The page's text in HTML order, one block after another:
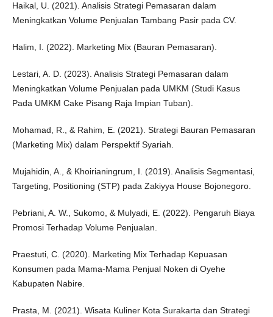
Haikal, U. (2021). Analisis Strategi Pemasaran dalam
Meningkatkan Volume Penjualan Tambang Pasir pada CV.
Halim, I. (2022). Marketing Mix (Bauran Pemasaran).
Lestari, A. D. (2023). Analisis Strategi Pemasaran dalam
Meningkatkan Volume Penjualan pada UMKM (Studi Kasus
Pada UMKM Cake Pisang Raja Impian Tuban).
Mohamad, R., & Rahim, E. (2021). Strategi Bauran Pemasaran
(Marketing Mix) dalam Perspektif Syariah.
Mujahidin, A., & Khoirianingrum, I. (2019). Analisis Segmentasi,
Targeting, Positioning (STP) pada Zakiyya House Bojonegoro.
Pebriani, A. W., Sukomo, & Mulyadi, E. (2022). Pengaruh Biaya
Promosi Terhadap Volume Penjualan.
Praestuti, C. (2020). Marketing Mix Terhadap Kepuasan
Konsumen pada Mama-Mama Penjual Noken di Oyehe
Kabupaten Nabire.
Prasta, M. (2021). Wisata Kuliner Kota Surakarta dan Strategi